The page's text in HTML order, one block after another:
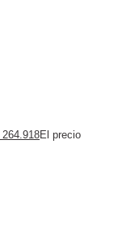
264.918El precio